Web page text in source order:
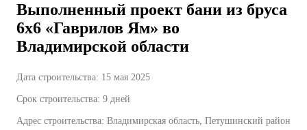
Выполненный проект бани из бруса
6х6 «Гаврилов Ям» во
Владимирской области
Дата строительства: 15 мая 2025
Срок строительства: 9 дней
Адрес строительства: Владимирская область, Петушинский район